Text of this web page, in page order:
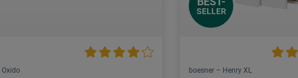
Oxido
SELLER
boesner – Henry XL